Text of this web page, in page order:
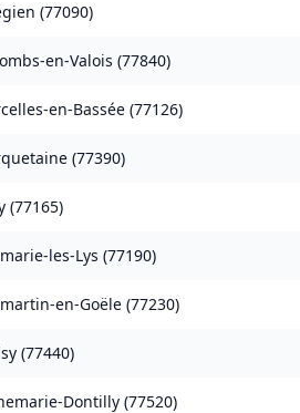
(77090)
en-Valois (77840)
en-Bassée (77126)
(77390)
(77165)
les-Lys (77190)
en-Goële (77230)
(77440)
Dontilly (77520)